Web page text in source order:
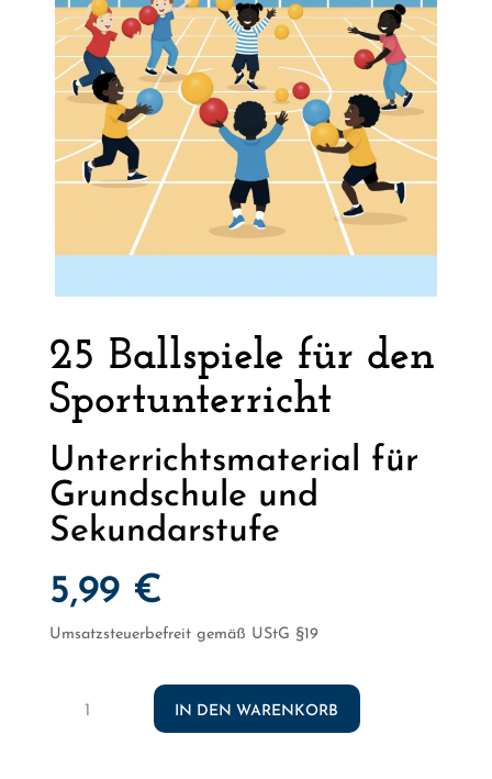
25 Ballspiele für den
Sportunterricht
Unterrichtsmaterial für
Grundschule und
Sekundarstufe
5,99 €
Umsatzsteuerbefreit gemäß UStG §19
IN DEN WARENKORB